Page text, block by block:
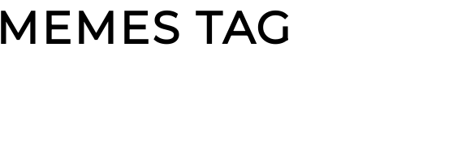
MEMES TAG